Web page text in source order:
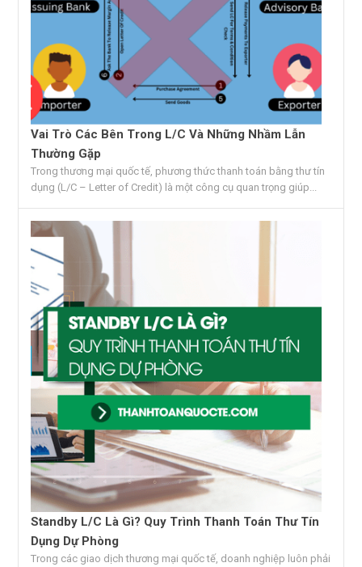
Vai Trò Các Bên Trong L/C Và Những Nhầm Lẫn
Thường Gặp
Trong thương mại quốc tế, phương thức thanh toán bằng thư tín
dụng (L/C – Letter of Credit) là một công cụ quan trọng giúp...
Standby L/C Là Gì? Quy Trình Thanh Toán Thư Tín
Dụng Dự Phòng
Trong các giao dịch thương mại quốc tế, doanh nghiệp luôn phải